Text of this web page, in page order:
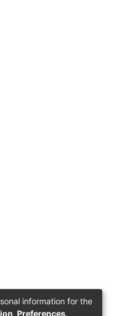
information for the
Preferences,